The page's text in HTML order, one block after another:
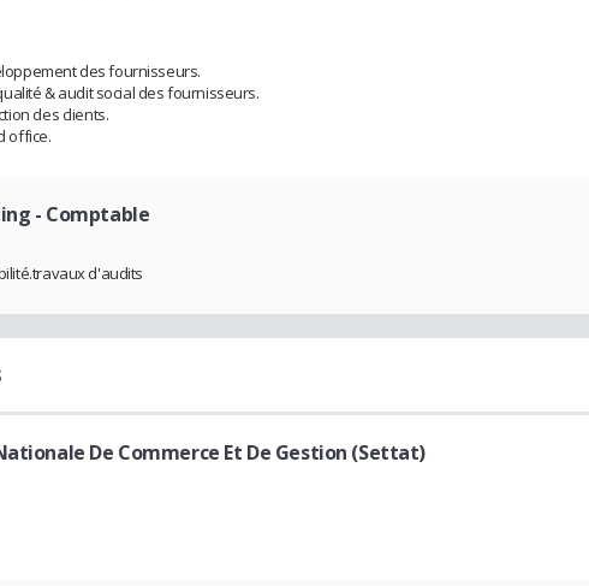
des fournisseurs.
& audit social des fournisseurs.
des clients.
office.
- Comptable
d'audits
Nationale De Commerce Et De Gestion (Settat)